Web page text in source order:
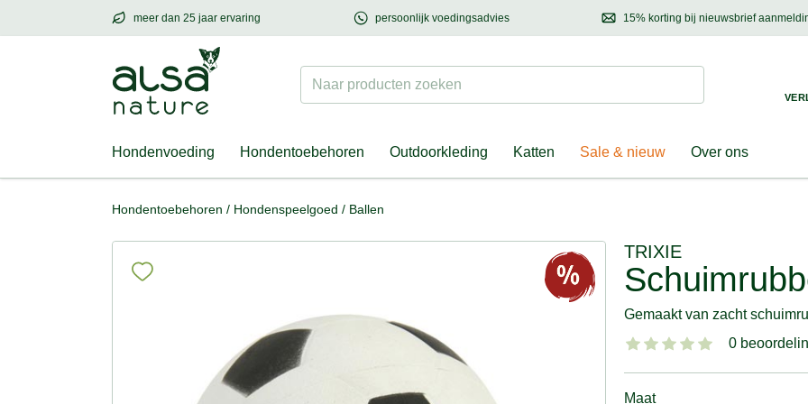
meer dan 25 jaar ervaring
meer dan25 jaar ervaring – met hart voor hond & eigenaar 15% korting bij nieuwsbrief
Ontdek nieuwtjes,
persoonlijk voedingsadvies
Mailons met uw vragen, onze voedingsdeskundige adviseert u graag!
Naar producten zoeken Suchen
Hondenvoeding Hondentoebehoren Outdoorkleding Katten Sale & nieuw Over ons
Hondentoebehoren / Hondenspeelgoed / Ballen
TRIXIE
Gemaakt van zacht
0
Maat